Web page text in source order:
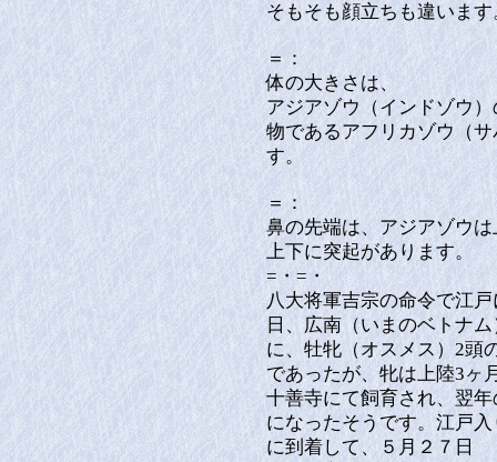
そもそも顔立ちも違います
＝：
体の大きさは、
アジアゾウ（インドゾウ
物であるアフリカゾウ（
す。
＝：
鼻の先端は、アジアゾウ
上下に突起があります。
=・=・
八大将軍吉宗の命令で江
日、広南（いまのベトナ
に、牡牝（オスメス）2頭
であったが、牝は上陸3ヶ
十善寺にて飼育され、翌
になったそうです。江戸
に到着して、５月２７